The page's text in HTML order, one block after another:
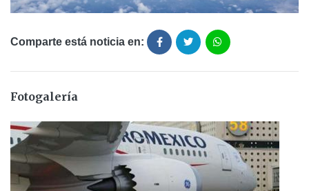
Comparte está noticia en:
Fotogalería